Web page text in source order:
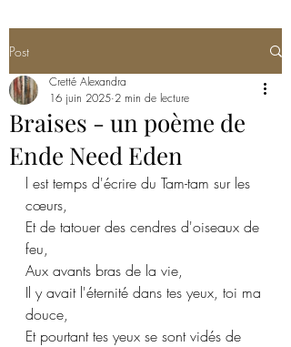
Post
Braises - un poème de
Ende Need Eden
Cretté Alexandra
16 juin 2025 2 min de lecture
l est temps d'écrire du Tam-tam sur les
cœurs,
Et de tatouer des cendres d'oiseaux de
feu,
Aux avants bras de la vie,
Il y avait l'éternité dans tes yeux, toi ma
douce,
Et pourtant tes yeux se sont vidés de